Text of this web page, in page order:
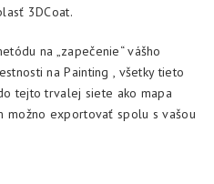
3DCoat.
na „zapečenie“ vášho
na Painting , všetky tieto
tejto trvalej siete ako mapa
exportovať spolu s vašou